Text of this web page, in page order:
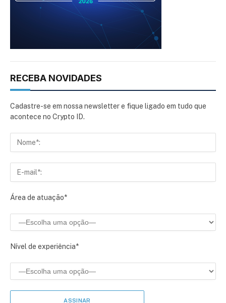
RECEBA NOVIDADES
Cadastre-se em nossa newsletter e fique ligado em tudo que
acontece no Crypto ID.
Área de atuação*
Nível de experiência*